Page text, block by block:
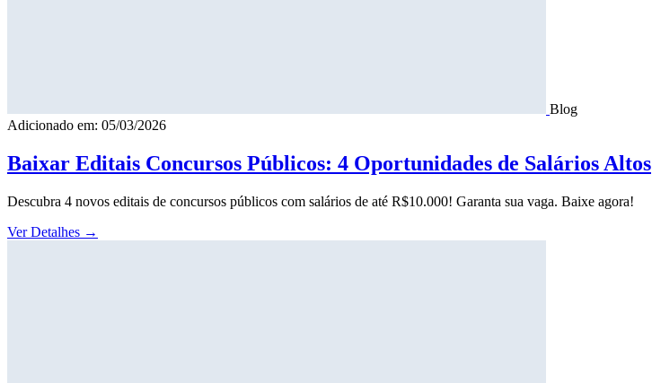
Blog
Adicionado em: 05/03/2026
Baixar Editais Concursos Públicos: 4 Oportunidades de Salários Altos
Descubra 4 novos editais de concursos públicos com salários de até R$10.000! Garanta sua vaga. Baixe agora!
Ver Detalhes →